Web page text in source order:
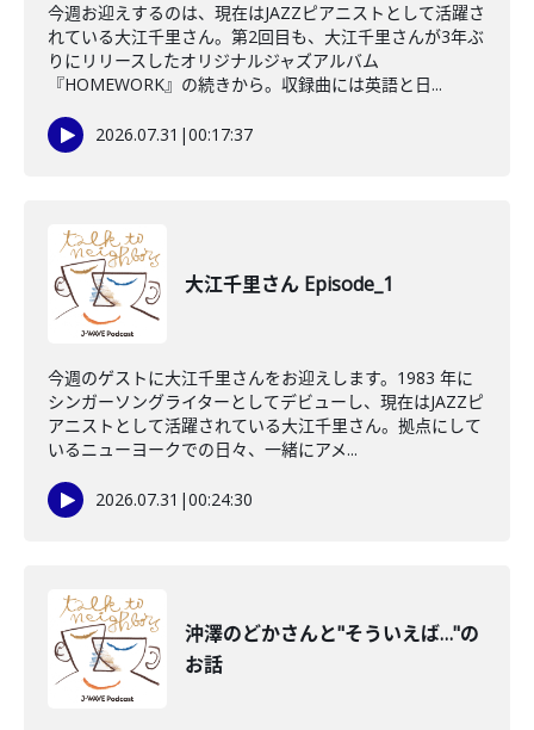
今週お迎えするのは、現在はJAZZピアニストとして活躍さ
れている大江千里さん。第2回目も、大江千里さんが3年ぶ
りにリリースしたオリジナルジャズアルバム
『HOMEWORK』の続きから。収録曲には英語と日...
2026.07.31 |00:17:37
大江千里さん Episode_1
今週のゲストに大江千里さんをお迎えします。1983 年に
シンガーソングライターとしてデビューし、現在はJAZZピ
アニストとして活躍されている大江千里さん。拠点にして
いるニューヨークでの日々、一緒にアメ...
2026.07.31 |00:24:30
沖澤のどかさんと"そういえば…"の
お話